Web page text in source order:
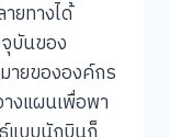
ยทางได้
บันของ
ายขององค์กร
งแผนเพื่อพา